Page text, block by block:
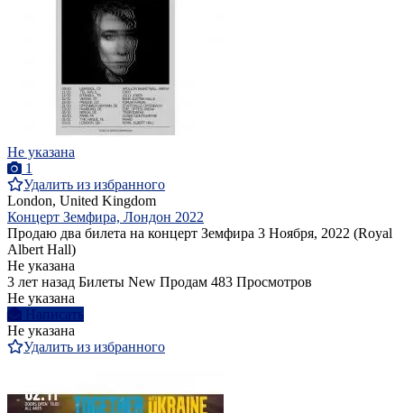
Не указана
1
Удалить из избранного
London, United Kingdom
Концерт Земфира, Лондон 2022
Продаю два билета на концерт Земфира 3 Ноября, 2022 (Royal
Albert Hall)
Не указана
3 лет назад Билеты New Продам 483 Просмотров
Не указана
Написать
Не указана
Удалить из избранного